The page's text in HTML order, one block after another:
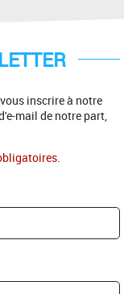
inscrire à notre
mail de notre part,